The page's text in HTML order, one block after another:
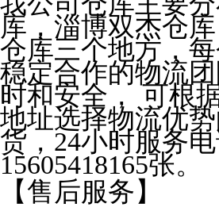
库，淄博双杰仓
仓库三个地方，
稳定合作的物流
时和安全， 可根
地址选择物流优
货，24小时服务电
15605418165张。
【售后服务】